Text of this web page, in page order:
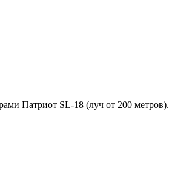
Патриот SL-18 (луч от 200 метров).